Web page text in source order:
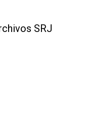
SRJ